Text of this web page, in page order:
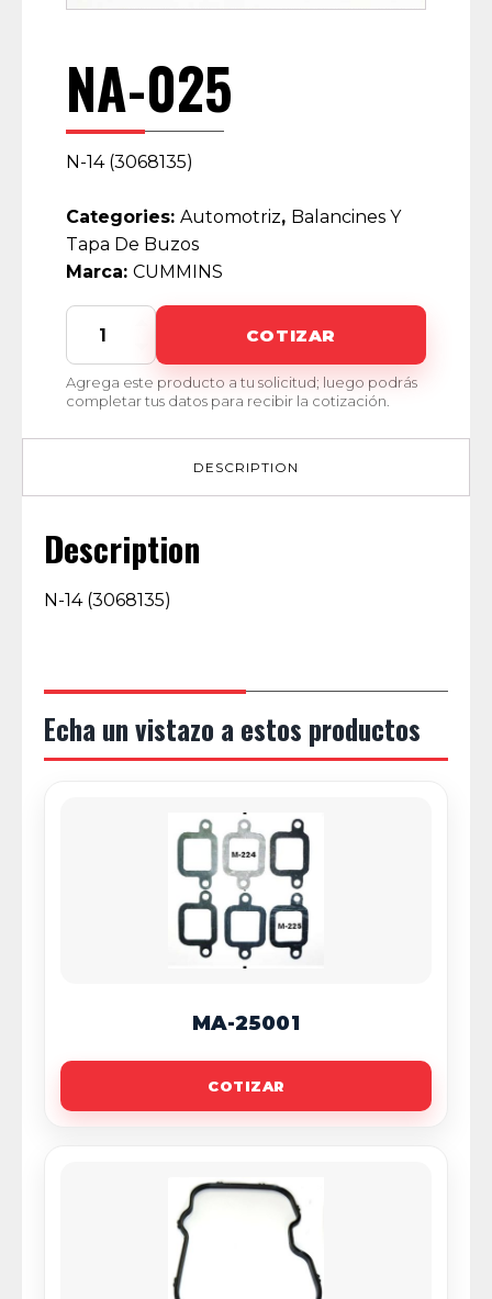
NA-025
N-14 (3068135)
Categories: Automotriz, Balancines Y
Tapa De Buzos
Marca: CUMMINS
quantity
COTIZAR
Agrega este producto a tu solicitud; luego podrás
completar tus datos para recibir la cotización.
DESCRIPTION
Description
N-14 (3068135)
Echa un vistazo a estos productos
MA-25001
COTIZAR